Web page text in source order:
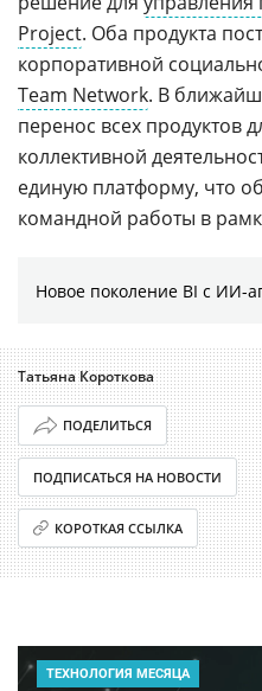
Project. Оба продукта
корпоративной
Team Network. В
перенос всех продуктов
коллективной
единую платформу, что
командной работы в
Новое поколение BI с ИИ-
Татьяна Короткова
ПОДЕЛИТЬСЯ
ПОДПИСАТЬСЯ НА НОВОСТИ
КОРОТКАЯ ССЫЛКА
ТЕХНОЛОГИЯ МЕСЯЦА